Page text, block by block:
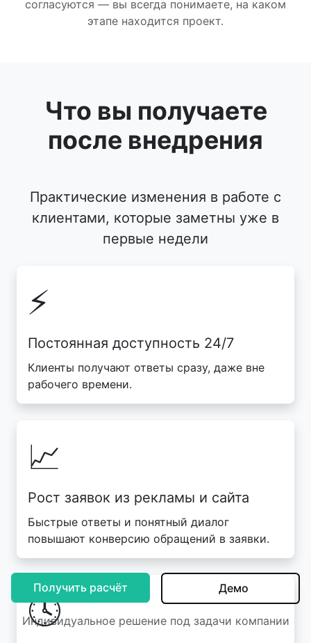
согласуются — вы всегда понимаете, на каком
этапе находится проект.
Что вы получаете
после внедрения
Практические изменения в работе с
клиентами, которые заметны уже в
первые недели
⚡
Постоянная доступность 24/7
Клиенты получают ответы сразу, даже вне
рабочего времени.
📈
Рост заявок из рекламы и сайта
Быстрые ответы и понятный диалог
повышают конверсию обращений в заявки.
🕓
Получить расчёт Демо
Индивидуальное решение под задачи компании